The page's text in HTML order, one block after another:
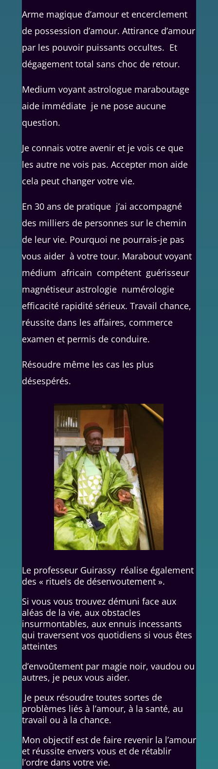
Arme magique d’amour et encerclement
de possession d’amour. Attirance d’amour
par les pouvoir puissants occultes. Et
dégagement total sans choc de retour.
Medium voyant astrologue maraboutage
aide immédiate je ne pose aucune
question.
Je connais votre avenir et je vois ce que
les autre ne vois pas. Accepter mon aide
cela peut changer votre vie.
En 30 ans de pratique j’ai accompagné
des milliers de personnes sur le chemin
de leur vie. Pourquoi ne pourrais-je pas
vous aider à votre tour. Marabout voyant
médium africain compétent guérisseur
magnétiseur astrologie numérologie
efficacité rapidité sérieux. Travail chance,
réussite dans les affaires, commerce
examen et permis de conduire.
Résoudre même les cas les plus
désespérés.
Le professeur Guirassy réalise également
des « rituels de désenvoutement ».
Si vous vous trouvez démuni face aux
aléas de la vie, aux obstacles
insurmontables, aux ennuis incessants
qui traversent vos quotidiens si vous êtes
atteintes
d’envoûtement par magie noir, vaudou ou
autres, je peux vous aider.
Je peux résoudre toutes sortes de
problèmes liés à l’amour, à la santé, au
travail ou à la chance.
Mon objectif est de faire revenir la l’amour
et réussite envers vous et de rétablir
l’ordre dans votre vie.